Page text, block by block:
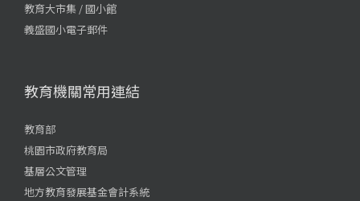
教育大市集 / 國小館
義盛國小電子郵件
教育機關常用連結
教育部
桃園市政府教育局
基層公文管理
地方教育發展基金會計系統